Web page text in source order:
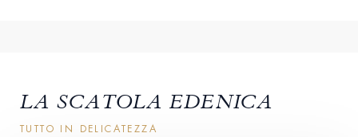
LA SCATOLA EDENICA
TUTTO IN DELICATEZZA